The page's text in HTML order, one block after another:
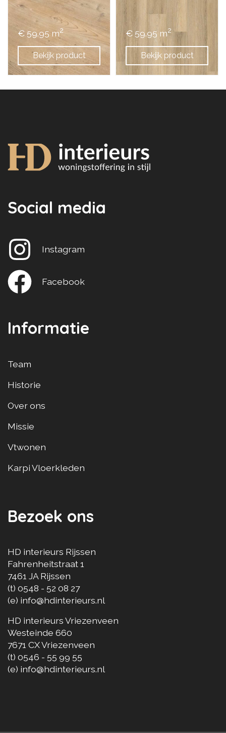
Bekijk product
€ 59.95 m2
Bekijk product
€ 59.95 m2
Social media
Instagram
Facebook
Informatie
Team
Historie
Over ons
Missie
Vtwonen
Karpi Vloerkleden
Bezoek ons
HD interieurs Rijssen
Fahrenheitstraat 1
7461 JA Rijssen
(t) 0548 - 52 08 27
(e) info@hdinterieurs.nl
HD interieurs Vriezenveen
Westeinde 660
7671 CXVriezenveen
(t) 0546 - 55 99 55
(e) info@hdinterieurs.nl